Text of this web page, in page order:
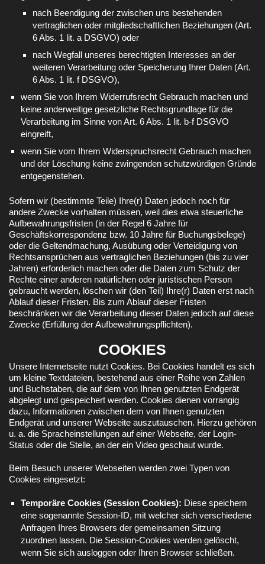
nach Beendigung der zwischen uns bestehenden
vertraglichen oder mitgliedschaftlichen Beziehungen (Art.
6 Abs. 1 lit. a DSGVO) oder
nach Wegfall unseres berechtigten Interesses an der
weiteren Verarbeitung oder Speicherung Ihrer Daten (Art.
6 Abs. 1 lit. f DSGVO),
wenn Sie von Ihrem Widerrufsrecht Gebrauch machen und
keine anderweitige gesetzliche Rechtsgrundlage für die
Verarbeitung im Sinne von Art. 6 Abs. 1 lit. b-f DSGVO
eingreift,
wenn Sie vom Ihrem Widerspruchsrecht Gebrauch machen
und der Löschung keine zwingenden schutzwürdigen Gründe
entgegenstehen.
Sofern wir (bestimmte Teile) Ihre(r) Daten jedoch noch für
andere Zwecke vorhalten müssen, weil dies etwa steuerliche
Aufbewahrungsfristen (in der Regel 6 Jahre für
Geschäftskorrespondenz bzw. 10 Jahre für Buchungsbelege)
oder die Geltendmachung, Ausübung oder Verteidigung von
Rechtsansprüchen aus vertraglichen Beziehungen (bis zu vier
Jahren) erforderlich machen oder die Daten zum Schutz der
Rechte einer anderen natürlichen oder juristischen Person
gebraucht werden, löschen wir (den Teil) Ihre(r) Daten erst nach
Ablauf dieser Fristen. Bis zum Ablauf dieser Fristen
beschränken wir die Verarbeitung dieser Daten jedoch auf diese
Zwecke (Erfüllung der Aufbewahrungspflichten).
COOKIES
Unsere Internetseite nutzt Cookies. Bei Cookies handelt es sich
um kleine Textdateien, bestehend aus einer Reihe von Zahlen
und Buchstaben, die auf dem von Ihnen genutzten Endgerät
abgelegt und gespeichert werden. Cookies dienen vorrangig
dazu, Informationen zwischen dem von Ihnen genutzten
Endgerät und unserer Webseite auszutauschen. Hierzu gehören
u. a. die Spracheinstellungen auf einer Webseite, der Login-
Status oder die Stelle, an der ein Video geschaut wurde.
Beim Besuch unserer Webseiten werden zwei Typen von
Cookies eingesetzt:
Temporäre Cookies (Session Cookies): Diese speichern
eine sogenannte Session-ID, mit welcher sich verschiedene
Anfragen Ihres Browsers der gemeinsamen Sitzung
zuordnen lassen. Die Session-Cookies werden gelöscht,
wenn Sie sich ausloggen oder Ihren Browser schließen.